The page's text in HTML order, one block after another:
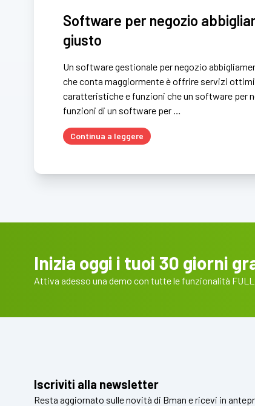
Software per negozio
giusto
Un software gestionale per negozio
che conta maggiormente è offrire servizi
caratteristiche e funzioni che un software per
funzioni di un software per …
Continua a leggere
Inizia oggi i tuoi 30 giorni
Attiva adesso una demo con tutte le funzionalità
Iscriviti alla newsletter
Resta aggiornato sulle novità di Bman e ricevi in